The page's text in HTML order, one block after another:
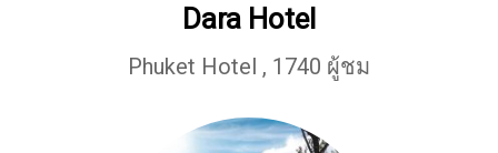
Dara Hotel
Phuket Hotel , 1740 ผู้ชม